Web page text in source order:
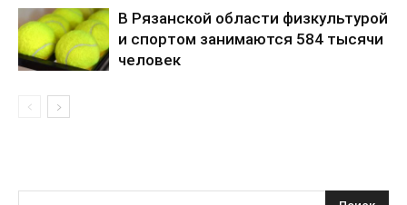
В Рязанской области физкультурой
и спортом занимаются 584 тысячи
человек